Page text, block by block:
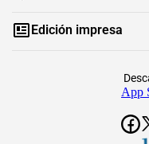
Edición impresa
App